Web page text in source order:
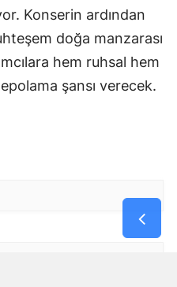
Konserin ardından
doğa manzarası
hem ruhsal hem
şansı verecek.